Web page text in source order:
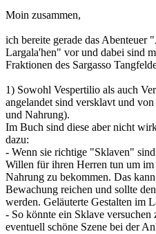
Moin zusammen,
ich bereite gerade das Abenteuer
Largala'hen" vor und dabei sind
Fraktionen des Sargasso
1) Sowohl Vespertilio als auch
angelandet sind versklavt und
und Nahrung).
Im Buch sind diese aber nicht
dazu:
- Wenn sie richtige "Sklaven"
Willen für ihren Herren tun um im
Nahrung zu bekommen. Das
Bewachung reichen und sollte
werden. Geläuterte Gestalten im
- So könnte ein Sklave versuchen
eventuell schöne Szene bei der